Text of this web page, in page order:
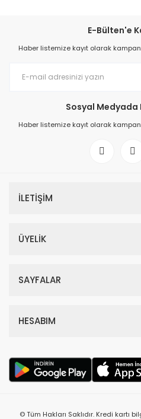
E-Bülten'e
Haber listemize kayıt olarak
Sosyal Medyada
Haber listemize kayıt olarak
İLETİŞİM
ÜYELİK
SAYFALAR
HESABIM
© Tüm Hakları Saklıdır. Kredi kartı